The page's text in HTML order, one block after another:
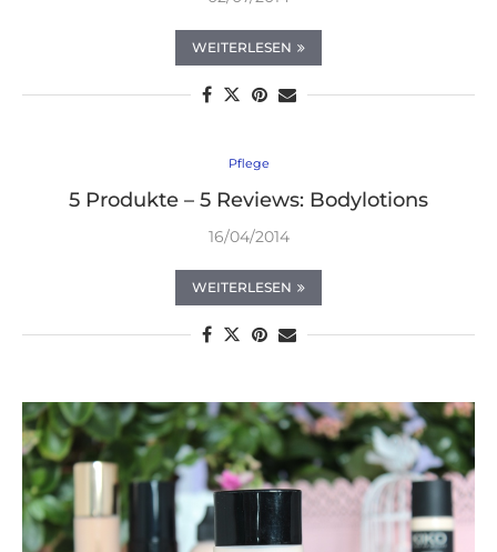
WEITERLESEN
Pflege
5 Produkte – 5 Reviews: Bodylotions
16/04/2014
WEITERLESEN